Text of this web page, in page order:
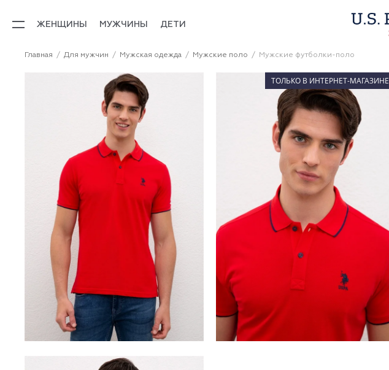
ЖЕНЩИНЫ МУЖЧИНЫ ДЕТИ
Главная Для мужчин Мужская одежда Мужские поло Мужские футболки-поло
ТОЛЬКО В ИНТЕРНЕТ-МАГАЗИНЕ